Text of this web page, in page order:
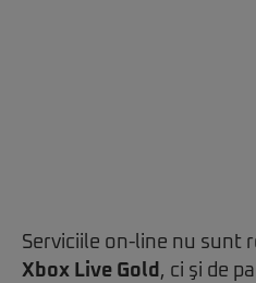
Serviciile on-line nu sunt
Xbox Live Gold , ci şi de